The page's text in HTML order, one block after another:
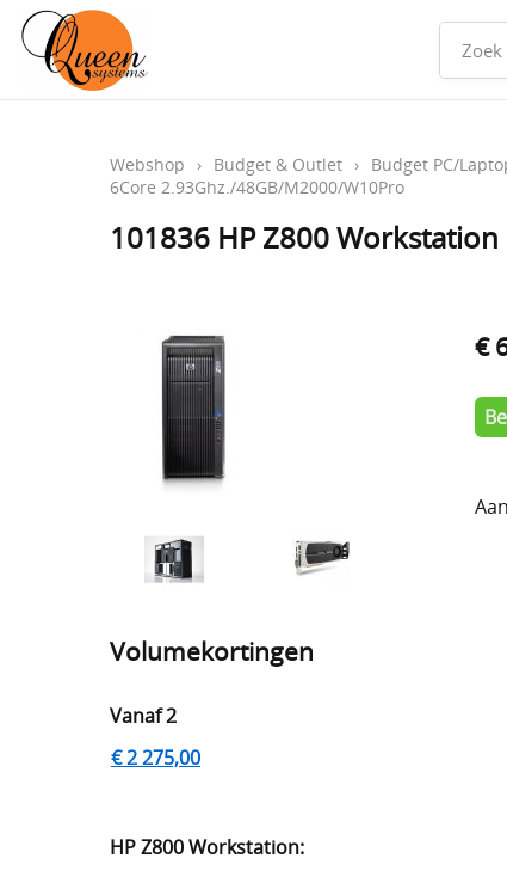
Webshop › Budget & Outlet › Budget PC/
6Core 2.93Ghz./48GB/M2000/W10Pro
101836 HP Z800
€
Volumekortingen
Vanaf 2
€ 2 275,00
HP Z800 Workstation: